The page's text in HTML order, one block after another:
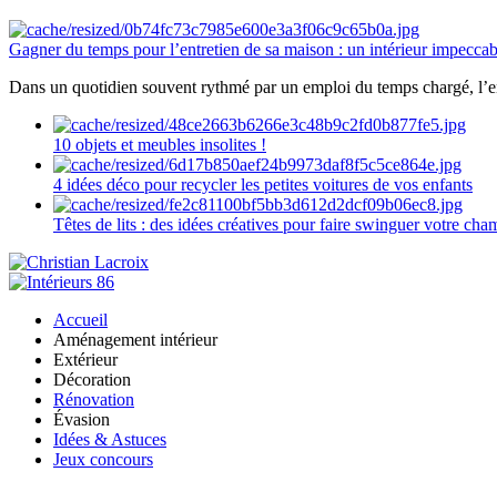
Gagner du temps pour l’entretien de sa maison : un intérieur
Dans un quotidien souvent rythmé par un emploi du temps chargé,
10 objets et meubles insolites !
4 idées déco pour recycler les petites voitures de vos enfants
Têtes de lits : des idées créatives pour faire swinguer votre
Accueil
Aménagement intérieur
Extérieur
Décoration
Rénovation
Évasion
Idées & Astuces
Jeux concours